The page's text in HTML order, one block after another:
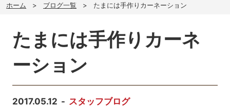
ホーム ブログ一覧 たまには手作りカーネーション
たまには手作りカーネ
ーション
2017.05.12 スタッフブログ